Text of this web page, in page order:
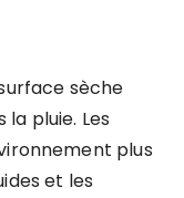
sèche
pluie. Les
plus
et les